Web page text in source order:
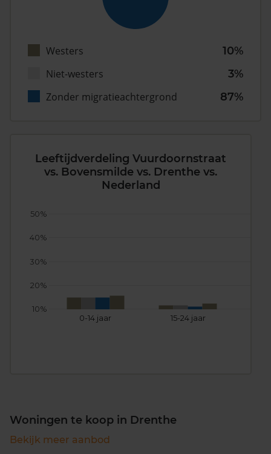
Westers
10%
Niet-westers
3%
Zonder migratieachtergrond
87%
Leeftijdverdeling Vuurdoornstraat
vs. Bovensmilde vs. Drenthe vs.
Nederland
0-14 jaar 15-24 jaar
10%
20%
30%
40%
50%
Woningen te koop in Drenthe
Bekijk meer aanbod